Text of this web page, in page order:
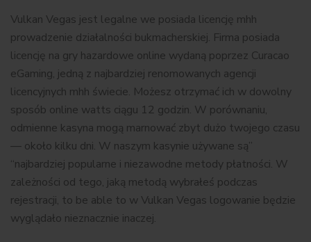
Vulkan Vegas jest legalne we posiada licencję mhh
prowadzenie działalności bukmacherskiej. Firma posiada
licencję na gry hazardowe online wydaną poprzez Curacao
eGaming, jedną z najbardziej renomowanych agencji
licencyjnych mhh świecie. Możesz otrzymać ich w dowolny
sposób online watts ciągu 12 godzin. W porównaniu,
odmienne kasyna mogą marnować zbyt dużo twojego czasu
— około kilku dni. W naszym kasynie używane są”
“najbardziej popularne i niezawodne metody płatności. W
zależności od tego, jaką metodą wybrałeś podczas
rejestracji, to be able to w Vulkan Vegas logowanie będzie
wyglądało nieznacznie inaczej.